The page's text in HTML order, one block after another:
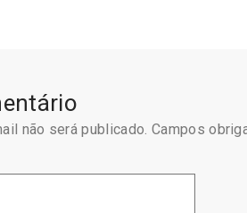
não será publicado. Campos